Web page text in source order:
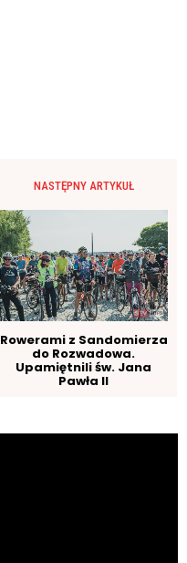
NASTĘPNY ARTYKUŁ
Rowerami z Sandomierza
do Rozwadowa.
Upamiętnili św. Jana
Pawła II